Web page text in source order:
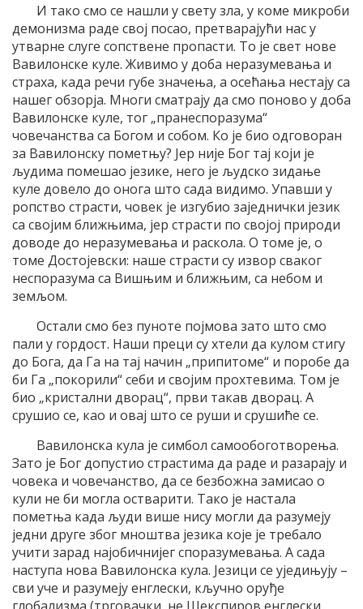
И тако смо се нашли у свету зла, у коме микроби
демонизма раде свој посао, претварајући нас у
утварне слуге сопствене пропасти. То је свет нове
Вавилонске куле. Живимо у доба неразумевања и
страха, када речи губе значења, а осећања нестају са
нашег обзорја. Многи сматрају да смо поново у доба
Вавилонске куле, тог „пранеспоразума“
човечанства са Богом и собом. Ко је био одговоран
за Вавилонску пометњу? Јер није Бог тај који је
људима помешао језике, него је људско зидање
куле довело до онога што сада видимо. Упавши у
ропство страсти, човек је изгубио заједнички језик
са својим ближњима, јер страсти по својој природи
доводе до неразумевања и раскола. О томе је, о
томе Достојевски: наше страсти су извор сваког
неспоразума са Вишњим и ближњим, са небом и
земљом.
Остали смо без пуноте појмова зато што смо
пали у гордост. Наши преци су хтели да кулом стигу
до Бога, да Га на тај начин „припитоме“ и поробе да
би Га „покорили“ себи и својим прохтевима. Том је
био „кристални дворац“, први такав дворац. А
срушио се, као и овај што се руши и срушиће се.
Вавилонска кула је симбол самообоготворења.
Зато је Бог допустио страстима да раде и разарају и
човека и човечанство, да се безбожна замисао о
кули не би могла остварити. Тако је настала
пометња када људи више нису могли да разумеју
једни друге због мноштва језика које је требало
учити зарад најобичнијег споразумевања. А сада
наступа нова Вавилонска кула. Језици се уједињују –
сви уче и разумеју енглески, кључно оруђе
глобализма (трговачки, не Шекспиров енглески,